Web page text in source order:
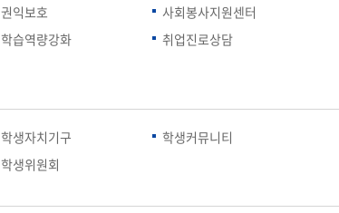
권익보호
사회봉사지원센터
학습역량강화
취업진로상담
학생자치기구
학생커뮤니티
학생위원회